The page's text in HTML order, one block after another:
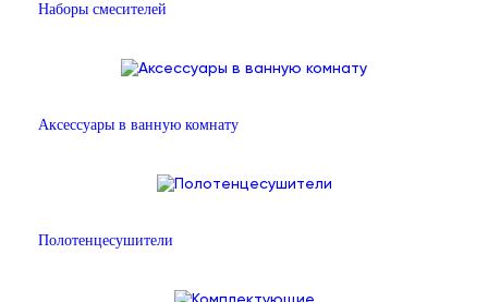
Наборы смесителей
Аксессуары в ванную комнату
Полотенцесушители